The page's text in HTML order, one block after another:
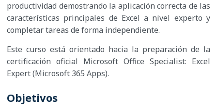
productividad demostrando la aplicación correcta de las
características principales de Excel a nivel experto y
completar tareas de forma independiente.
Este curso está orientado hacia la preparación de la
certificación oficial Microsoft Office Specialist: Excel
Expert (Microsoft 365 Apps).
Objetivos